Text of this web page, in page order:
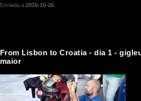
Enviada a 2015-10-26
From Lisbon to Croatia - dia 1 -
maior